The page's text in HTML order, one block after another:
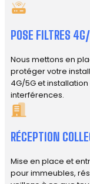
POSE FILTRES
Nous mettons en
protéger votre
4G/5G et
interférences.
RÉCEPTION
Mise en place et
pour immeubles,